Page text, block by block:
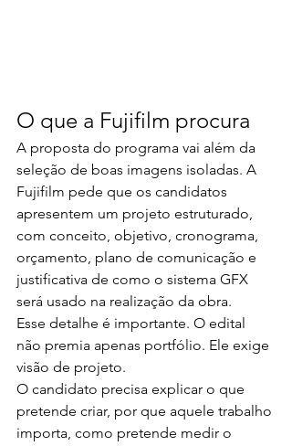
O que a Fujifilm procura
A proposta do programa vai além da
seleção de boas imagens isoladas. A
Fujifilm pede que os candidatos
apresentem um projeto estruturado,
com conceito, objetivo, cronograma,
orçamento, plano de comunicação e
justificativa de como o sistema GFX
será usado na realização da obra.
Esse detalhe é importante. O edital
não premia apenas portfólio. Ele exige
visão de projeto.
O candidato precisa explicar o que
pretende criar, por que aquele trabalho
importa, como pretende medir o